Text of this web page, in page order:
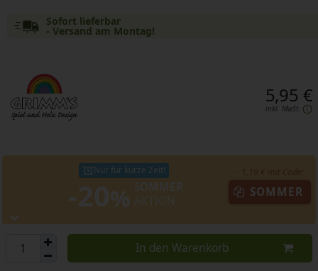
Sofort lieferbar
- Versand am Montag!
5,95 €
inkl. MwSt.
Nur für kurze Zeit!
SOMMER
In den Warenkorb